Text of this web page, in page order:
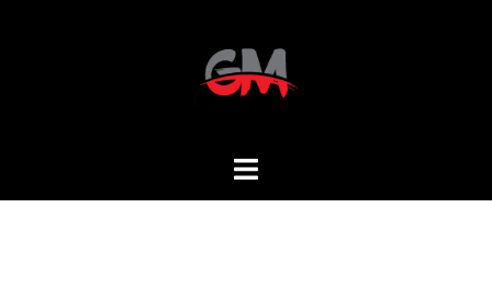
Mostra/Nascondi